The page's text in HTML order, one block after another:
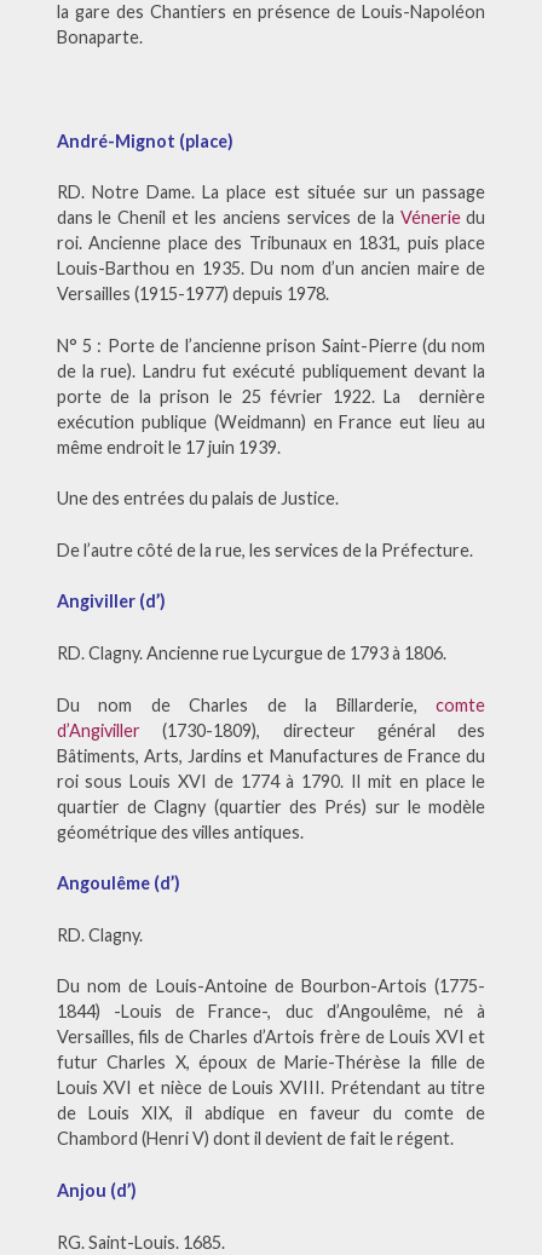
la gare des Chantiers en présence de Louis-Napoléon
Bonaparte.
André-Mignot (place)
RD. Notre Dame. La place est située sur un passage
dans le Chenil et les anciens services de la Véneriedu
roi. Ancienne place des Tribunaux en 1831, puis place
Louis-Barthou en 1935. Du nom d’un ancien maire de
Versailles (1915-1977) depuis 1978.
N° 5 : Porte de l’ancienne prison Saint-Pierre (du nom
de la rue). Landru fut exécuté publiquement devant la
porte de la prison le 25 février 1922. La dernière
exécution publique (Weidmann) en France eut lieu au
même endroit le 17 juin 1939.
Une des entrées du palais de Justice.
De l’autre côté de la rue, les services de la Préfecture.
Angiviller (d’)
RD. Clagny. Ancienne rue Lycurgue de 1793 à 1806.
Du nom de Charles de la Billarderie,comte
d’Angiviller(1730-1809), directeur général des
Bâtiments, Arts, Jardins et Manufactures de France du
roi sous Louis XVI de 1774 à 1790. Il mit en place le
quartier de Clagny (quartier des Prés) sur le modèle
géométrique des villes antiques.
Angoulême (d’)
RD. Clagny.
Du nom de Louis-Antoine de Bourbon-Artois (1775-
1844) -Louis de France-, duc d’Angoulême, né à
Versailles, fils de Charles d’Artois frère de Louis XVI et
futur Charles X, époux de Marie-Thérèse la fille de
Louis XVI et nièce de Louis XVIII. Prétendant au titre
de Louis XIX, il abdique en faveur du comte de
Chambord (Henri V) dont il devient de fait le régent.
Anjou (d’)
RG. Saint-Louis. 1685.